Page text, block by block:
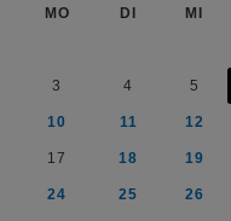
MO DI MI
3 4 5
10 11 12
17 18 19
24 25 26